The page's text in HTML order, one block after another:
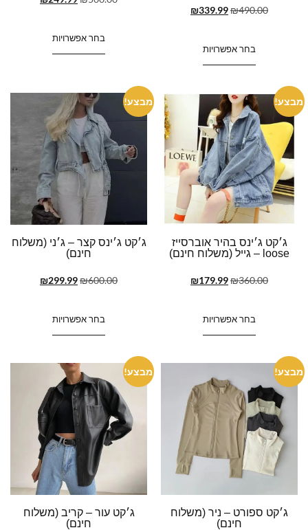
₪490.00
₪339.99
בחר אפשרויות
בחר אפשרויות
מבצע!
ג׳קט ג׳ינס בהיר אוברסייז
loose – גייל (משלוח חינם)
₪360.00
₪179.99
בחר אפשרויות
מבצע!
ג׳קט ג׳ינס קצר – ג׳ני (משלוח
חינם)
₪600.00
₪299.99
בחר אפשרויות
מבצע!
ג׳קט ספורט – ניר (משלוח
חינם)
מבצע!
ג׳קט עור – קריב (משלוח
חינם)